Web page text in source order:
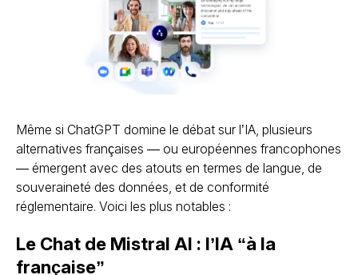
Même si ChatGPT domine le débat sur l’IA, plusieurs
alternatives françaises — ou européennes francophones
— émergent avec des atouts en termes de langue, de
souveraineté des données, et de conformité
réglementaire. Voici les plus notables :
Le Chat de Mistral AI : l’IA “à la
française”